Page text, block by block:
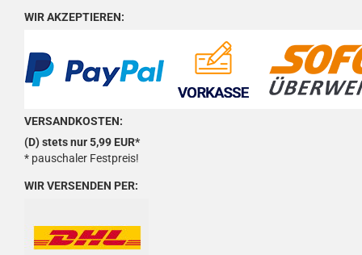
WIR AKZEPTIEREN:
VERSANDKOSTEN:
(D) stets nur 5,99 EUR*
* pauschaler Festpreis!
WIR VERSENDEN PER: